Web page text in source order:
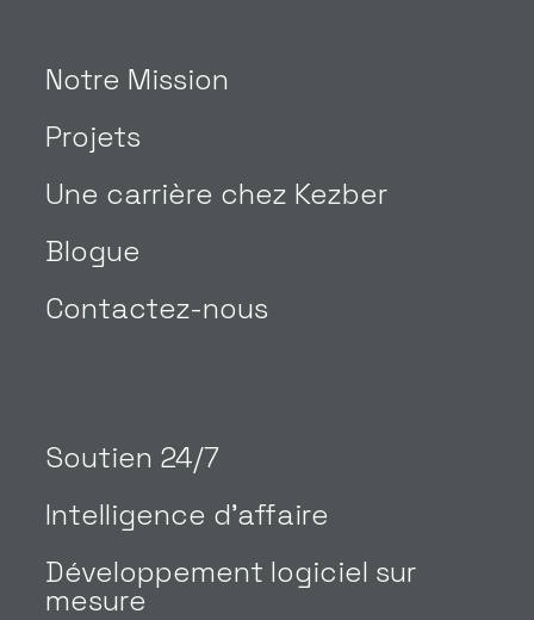
Notre Mission
Projets
Une carrière chez Kezber
Blogue
Contactez-nous
Soutien 24/7
Intelligence d’affaire
Développement logiciel sur
mesure